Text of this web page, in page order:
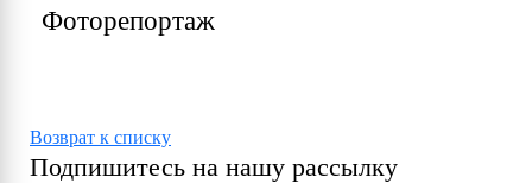
Фоторепортаж
Возврат к списку
Подпишитесь на нашу рассылку